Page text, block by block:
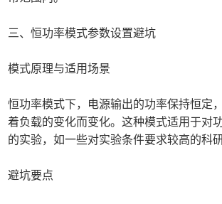
三、恒功率模式参数设置避坑
模式原理与适用场景
恒功率模式下，电源输出的功率保持恒定
着负载的变化而变化。这种模式适用于对
的实验，如一些对实验条件要求较高的科研
避坑要点